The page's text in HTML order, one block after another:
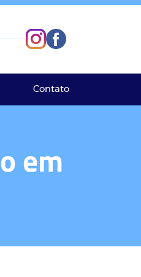
Contato
em